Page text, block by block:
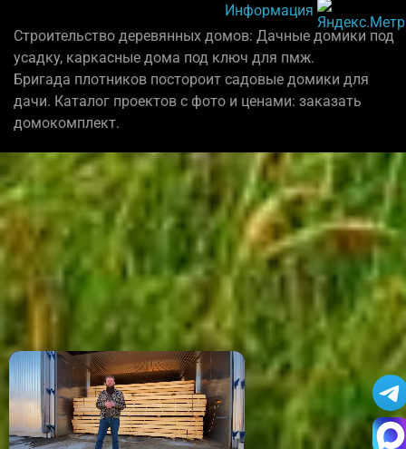
Информация
Строительство деревянных домов: Дачные домики под
усадку, каркасные дома под ключ для пмж.
Бригада плотников постороит садовые домики для
дачи. Каталог проектов с фото и ценами: заказать
домокомплект.